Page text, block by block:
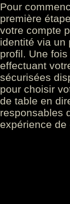
Pour
première
votre compte
identité via un
profil. Une
effectuant
sécurisées
pour choisir
de table en
responsables
expérience